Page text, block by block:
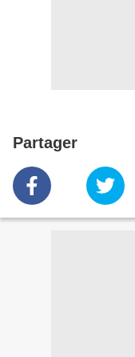
Partager